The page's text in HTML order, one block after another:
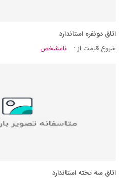
اتاق دونفره استاندارد
شروع قیمت از :
نامشخص
اتاق سه تخته استاندارد